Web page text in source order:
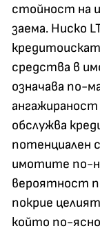
стойност на
заема. Ниско
средства в
означава по-
обслужва
потенциален
имотите по-
вероятност
покрие
който по-